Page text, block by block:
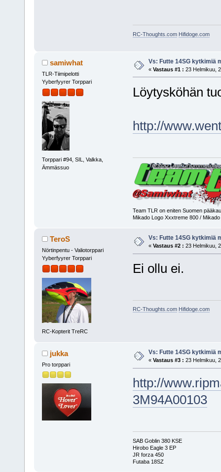
RC-Thoughts.com Hifidoge.com
samiwhat
TLR-Tiimipelotti
Yyberfyyrer Torppari
Torppari #94, SIL, Valkka,
Ämmässuo
Vs: Futte 14SG kytkimiä
« Vastaus #1 : 23 Helmikuu,
Löytysköhän
http://
Team TLR on eniten Suomen
Mikado Logo Xxxtreme 800 /
TeroS
Nörtinpentu - Valiotorppari
Yyberfyyrer Torppari
RC-Kopterit TreRC
Vs: Futte 14SG kytkimiä
« Vastaus #2 : 23 Helmikuu,
Ei ollu ei.
RC-Thoughts.com Hifidoge.com
jukka
Pro torppari
Vs: Futte 14SG kytkimiä
« Vastaus #3 : 23 Helmikuu,
http://
3M94A00103
SAB Goblin 380 KSE
Hirobo Eagle 3 EP
JR forza 450
Futaba 18SZ